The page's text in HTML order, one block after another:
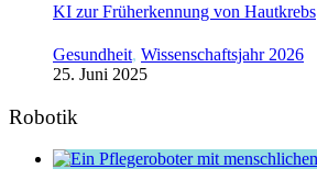
KI zur Früherkennung von Hautkrebs
Gesundheit, Wissenschaftsjahr 2026
25. Juni 2025
Robotik